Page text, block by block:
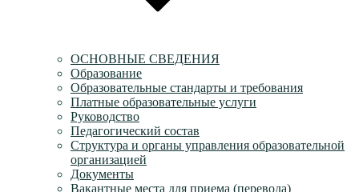
ОСНОВНЫЕ СВЕДЕНИЯ
Образование
Образовательные стандарты и требования
Платные образовательные услуги
Руководство
Педагогический состав
Структура и органы управления образовательной
организацией
Документы
Вакантные места для приема (перевода)